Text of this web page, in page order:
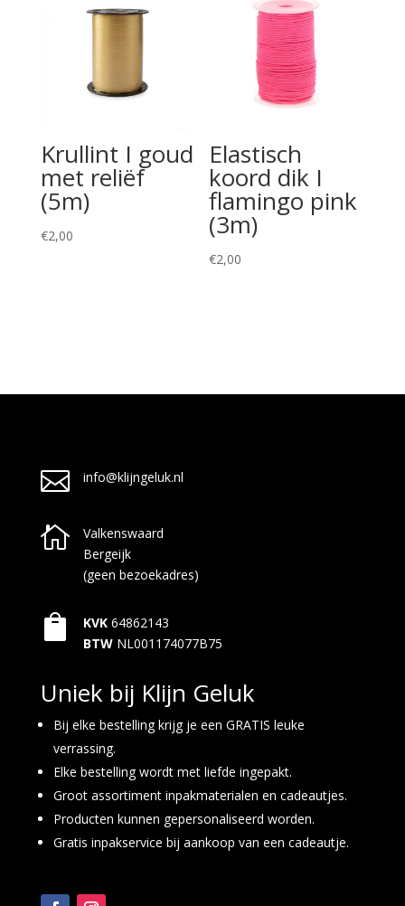
Krullint I goud
met reliëf
(5m)
€2,00
Elastisch
koord dik I
flamingo pink
(3m)
€2,00
 info@klijngeluk.nl

Valkenswaard
Bergeijk
(geen bezoekadres)
 KVK 64862143
BTW NL001174077B75
Uniek bij Klijn Geluk
Bij elke bestelling krijg je een GRATIS leuke
verrassing.
Elke bestelling wordt met liefde ingepakt.
Groot assortiment inpakmaterialen en cadeautjes.
Producten kunnen gepersonaliseerd worden.
Gratis inpakservice bij aankoop van een cadeautje.